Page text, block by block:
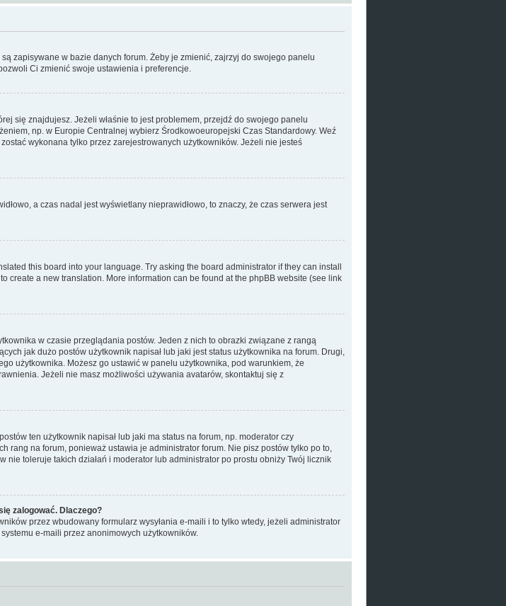
zapisywane w bazie danych forum. Żeby je zmienić, zajrzyj do swojego panelu
Ci zmienić swoje ustawienia i preferencje.
się znajdujesz. Jeżeli właśnie to jest problemem, przejdź do swojego panelu
np. w Europie Centralnej wybierz Środkowoeuropejski Czas Standardowy. Weź
wykonana tylko przez zarejestrowanych użytkowników. Jeżeli nie jesteś
a czas nadal jest wyświetlany nieprawidłowo, to znaczy, że czas serwera jest
this board into your language. Try asking the board administrator if they can install
create a new translation. More information can be found at the phpBB website (see link
w czasie przeglądania postów. Jeden z nich to obrazki związane z rangą
jak dużo postów użytkownik napisał lub jaki jest status użytkownika na forum. Drugi,
użytkownika. Możesz go ustawić w panelu użytkownika, pod warunkiem, że
Jeżeli nie masz możliwości używania avatarów, skontaktuj się z
ten użytkownik napisał lub jaki ma status na forum, np. moderator czy
rang na forum, ponieważ ustawia je administrator forum. Nie pisz postów tylko po to,
toleruje takich działań i moderator lub administrator po prostu obniży Twój licznik
zalogować. Dlaczego?
przez wbudowany formularz wysyłania e-maili i to tylko wtedy, jeżeli administrator
e-maili przez anonimowych użytkowników.